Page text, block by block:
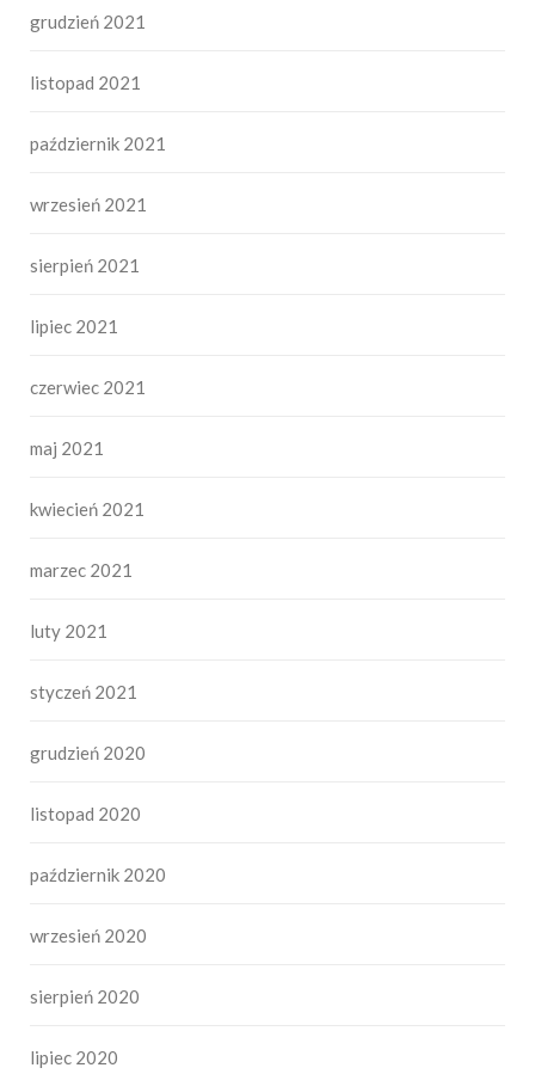
grudzień 2021
listopad 2021
październik 2021
wrzesień 2021
sierpień 2021
lipiec 2021
czerwiec 2021
maj 2021
kwiecień 2021
marzec 2021
luty 2021
styczeń 2021
grudzień 2020
listopad 2020
październik 2020
wrzesień 2020
sierpień 2020
lipiec 2020